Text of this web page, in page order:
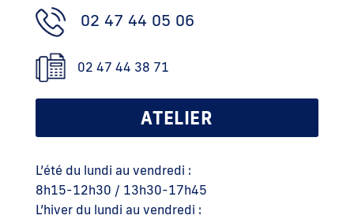
02 47 44 05 06
02 47 44 38 71
ATELIER
L’été du lundi au vendredi :
8h15-12h30 / 13h30-17h45
L’hiver du lundi au vendredi :